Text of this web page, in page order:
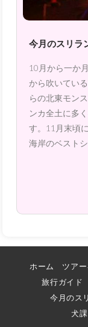
今月のスリ
10月から一か
から吹いてい
らの北東モン
ンカ全土に多
す。11月末頃
海岸のベスト
ホーム ツア
旅行ガイド
今月のス
犬